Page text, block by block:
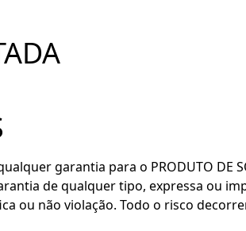
garantia para o PRODUTO DE
de qualquer tipo, expressa ou
ou não violação. Todo o risco